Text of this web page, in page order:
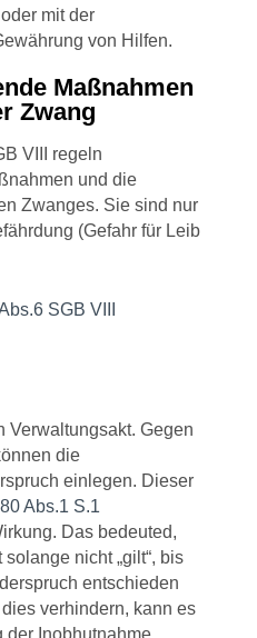
mit der
von Hilfen.
Maßnahmen
Zwang
VIII regeln
und die
Zwanges. Sie sind nur
(Gefahr für Leib
SGB VIII
Verwaltungsakt. Gegen
die
einlegen. Dieser
Abs.1 S.1
Das bedeuted,
nicht „gilt“, bis
entschieden
verhindern, kann es
der Inobhutnahme